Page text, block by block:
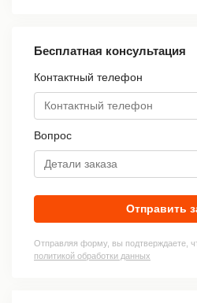
Бесплатная консультация
Контактный телефон
Вопрос
Отправить
Отправляя форму, вы подтверждаете,
политикой обработки данных